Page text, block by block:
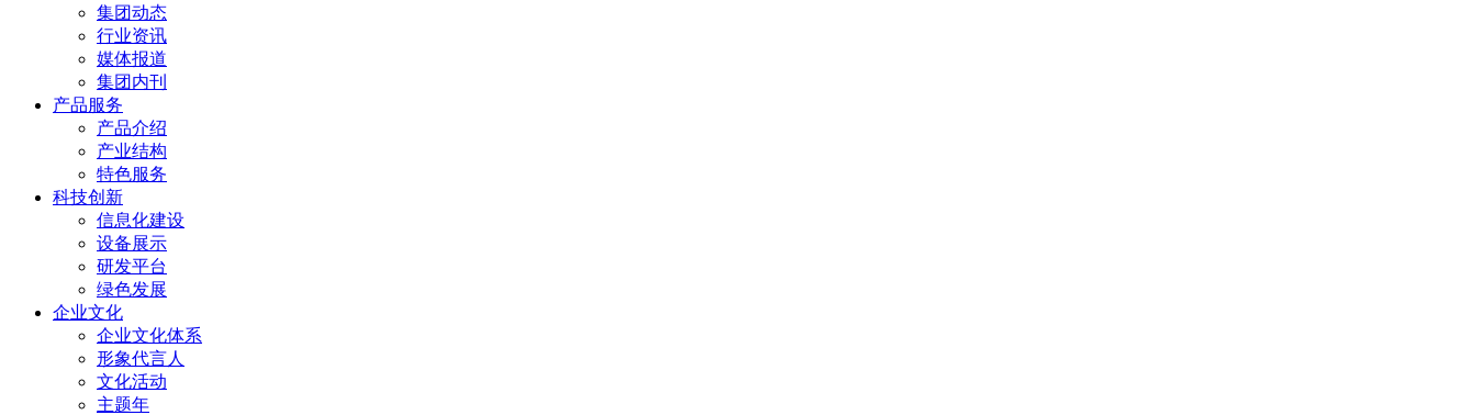
集团动态
行业资讯
媒体报道
集团内刊
产品服务
产品介绍
产业结构
特色服务
科技创新
信息化建设
设备展示
研发平台
绿色发展
企业文化
企业文化体系
形象代言人
文化活动
主题年